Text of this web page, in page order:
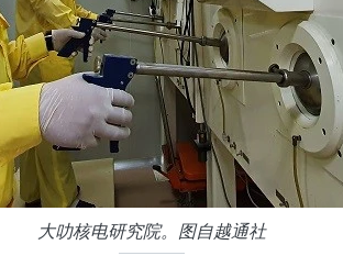
大叻核电研究院。图自越通社